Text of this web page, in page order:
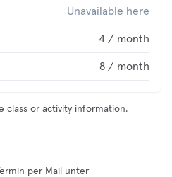
Unavailable here
4 / month
8 / month
class or activity information.
per Mail unter